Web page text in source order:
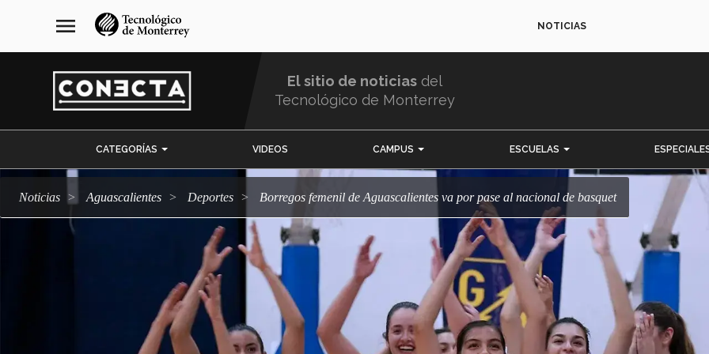
navegación
principal
menu NOTICIAS
El sitio de noticias del
Tecnológico de Monterrey
CATEGORÍAS VIDEOS CAMPUS ESCUELAS
Noticias Aguascalientes deportes Borregos femenil de Aguascalientes va por pase al nacional de basquet